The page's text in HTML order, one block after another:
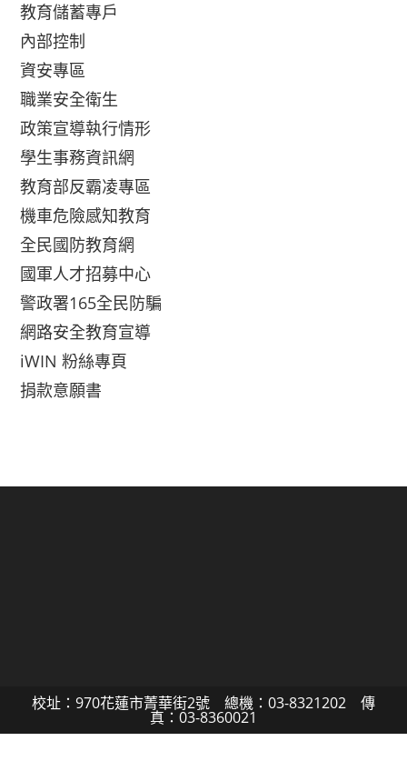
教育儲蓄專戶
內部控制
資安專區
職業安全衛生
政策宣導執行情形
學生事務資訊網
教育部反霸凌專區
機車危險感知教育
全民國防教育網
國軍人才招募中心
警政署165全民防騙
網路安全教育宣導
iWIN 粉絲專頁
捐款意願書
校址：970花蓮市菁華街2號 總機：03-8321202 傳
真：03-8360021